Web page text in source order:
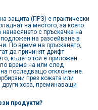
защита (ПРЗ) е практически
на мястото, за което
с пръскачка на
на разсейване в
По време на пръскането,
да причинят дрифт
където той е приложен.
време на или след
последващо отклонение.
през кожата или
хора, преминаващи
продукти?